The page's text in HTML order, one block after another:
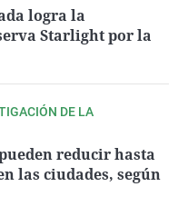
logra la
Starlight por la
DE LA
reducir hasta
las ciudades, según